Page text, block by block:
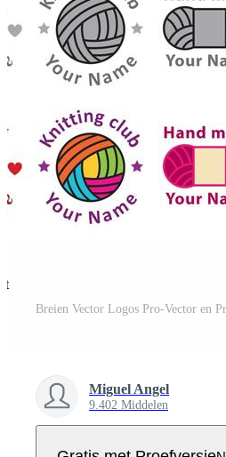
Breien Vector Logos Pro-Vector en
Miguel Angel
9.402 Middelen